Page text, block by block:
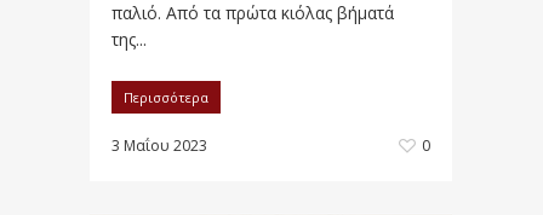
παλιό. Από τα πρώτα κιόλας βήματά
της...
Περισσότερα
3 Μαΐου 2023 0